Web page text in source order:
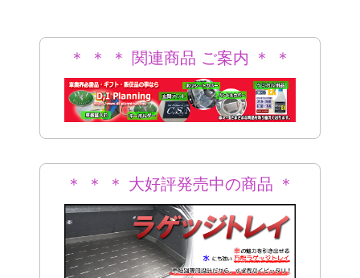
＊ ＊ ＊ 関連商品 ご案内 ＊ ＊
＊
＊ ＊ ＊ 大好評発売中の商品 ＊
＊ ＊